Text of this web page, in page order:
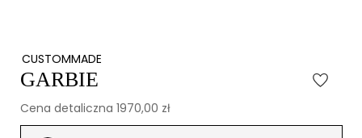
CUSTOMMADE
GARBIE
Cena detaliczna 1970,00 zł